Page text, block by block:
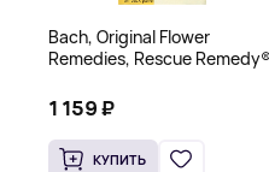
Bach, Original Flower
Remedies, Rescue
снятия стресса, 10 мл
(0,35 жидк. унции)
1 159 ₽
КУПИТЬ